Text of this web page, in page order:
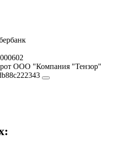
ООО "Компания "Тензор"